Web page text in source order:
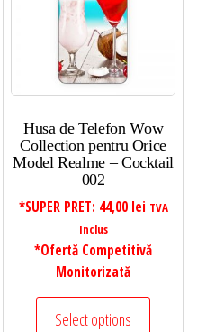
Husa de Telefon Wow
Collection pentru Orice
Model Realme – Cocktail
002
*SUPER PRET: 44,00 lei TVA
Inclus
*Ofertă Competitivă
Monitorizată
Select options